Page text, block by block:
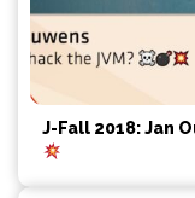
J-Fall 2018: Jan